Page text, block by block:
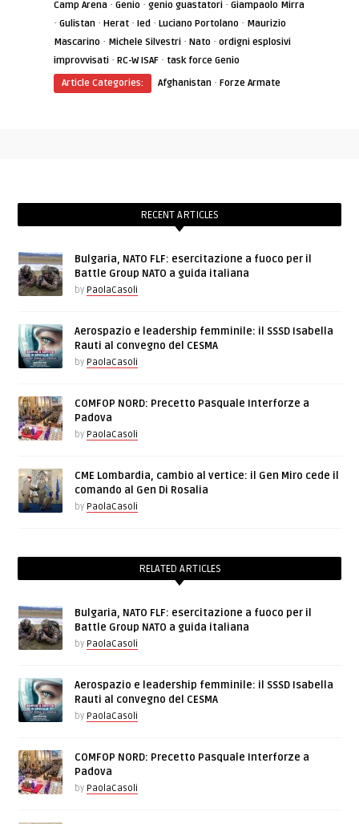
Camp Arena ·Genio ·genio guastatori ·Giampaolo Mirra
·Gulistan ·Herat ·Ied ·Luciano Portolano · Maurizio
Mascarino · Michele Silvestri ·Nato ·ordigni esplosivi
improvvisati ·RC-W ISAF · task force Genio
Article Categories:
Afghanistan ·Forze Armate
RECENT ARTICLES
Bulgaria, NATO FLF: esercitazione a fuoco per il
Battle Group NATO a guida italiana
by PaolaCasoli
Aerospazio e leadership femminile: il SSSD Isabella
Rauti al convegno del CESMA
by PaolaCasoli
COMFOP NORD: Precetto Pasquale Interforze a
Padova
by PaolaCasoli
CME Lombardia, cambio al vertice: il Gen Miro cede il
comando al Gen Di Rosalia
by PaolaCasoli
RELATED ARTICLES
Bulgaria, NATO FLF: esercitazione a fuoco per il
Battle Group NATO a guida italiana
by PaolaCasoli
Aerospazio e leadership femminile: il SSSD Isabella
Rauti al convegno del CESMA
by PaolaCasoli
COMFOP NORD: Precetto Pasquale Interforze a
Padova
by PaolaCasoli